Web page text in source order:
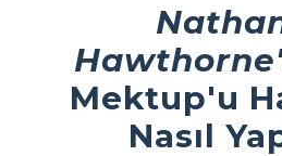
Mektup'u
Nasıl